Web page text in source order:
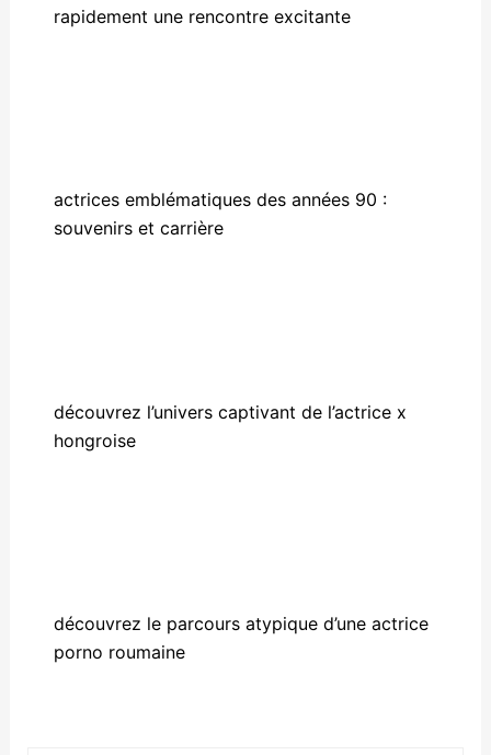
rapidement une rencontre excitante
actrices emblématiques des années 90 :
souvenirs et carrière
découvrez l’univers captivant de l’actrice x
hongroise
découvrez le parcours atypique d’une actrice
porno roumaine